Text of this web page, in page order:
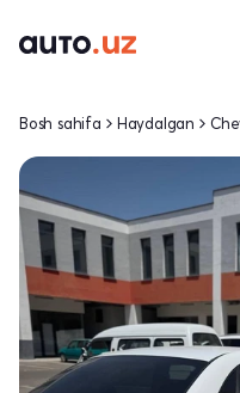
Bosh sahifa Haydalgan